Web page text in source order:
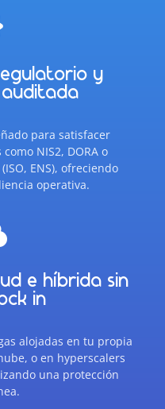
y
para satisfacer
NIS2, DORA o
ENS), ofreciendo
operativa.
e híbrida sin
in
alojadas en tu propia
o en hyperscalers
una protección